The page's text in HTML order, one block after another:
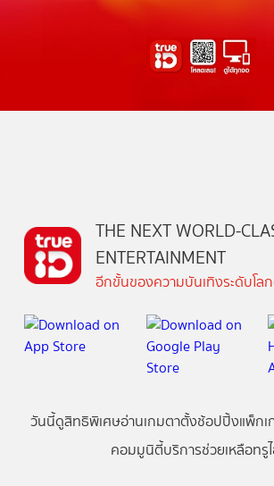
THE NEXT WORLD-
ENTERTAINMENT
อีกขั้นของความบันเทิงระดับโล
วันนี้ดูสิทธิพิเศษอ่านเกมตาตั้งช้อปปิ้งแพ็กเ
คอมมูนิตี้บริการช่วยเหลือทรู